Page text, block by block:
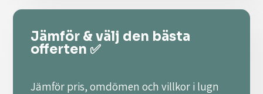
Jämför & välj den bästa
offerten ✅
Jämför pris, omdömen och villkor i lugn